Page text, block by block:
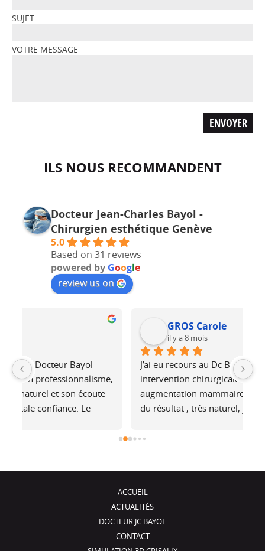
SUJET
VOTRE MESSAGE
ILS NOUS RECOMMANDENT
Docteur Jean-Charles Bayol -
Chirurgien esthétique Genève
5.0
Based on 31 reviews
powered by Google
review us on
GROS Carole
J’ai eu recours au Dc Bayol pour une
intervention chirurgicale pour une
augmentation mammaire. Je suis plus que ravie
du résultat , très naturel, je ne sens pas les
été de très bons conseils, je recommande !
ACCUEIL
ACTUALITÉS
DOCTEUR JC BAYOL
CONTACT